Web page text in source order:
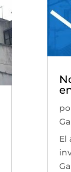
El